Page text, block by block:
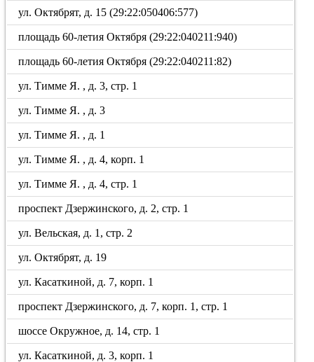
ул. Октябрят, д. 15 (29:22:050406:577)
площадь 60-летия Октября (29:22:040211:940)
площадь 60-летия Октября (29:22:040211:82)
ул. Тимме Я. , д. 3, стр. 1
ул. Тимме Я. , д. 3
ул. Тимме Я. , д. 1
ул. Тимме Я. , д. 4, корп. 1
ул. Тимме Я. , д. 4, стр. 1
проспект Дзержинского, д. 2, стр. 1
ул. Вельская, д. 1, стр. 2
ул. Октябрят, д. 19
ул. Касаткиной, д. 7, корп. 1
проспект Дзержинского, д. 7, корп. 1, стр. 1
шоссе Окружное, д. 14, стр. 1
ул. Касаткиной, д. 3, корп. 1